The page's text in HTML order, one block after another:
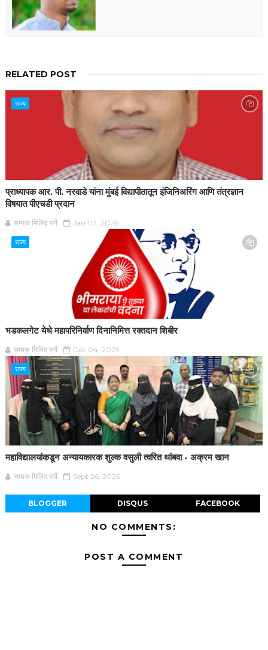
RELATED POST
राज्य
प्राध्यापक आर. पी. नरवाडे यांना मुंबई विद्यापीठातून इंजिनिअरिंग आणि तंत्रज्ञान
विषयात पीएचडी प्रदान
सम्यक मिलिंद सर्पे Jan 03, 2026
राज्य
भडकलगेट येथे महापरिनिर्वाण दिनानिमित्त रक्तदान शिबीर
सम्यक मिलिंद सर्पे Dec 04, 2025
राज्य
महाविद्यालयांकडून अन्यायकारक शुल्क वसुली त्वरित थांबवा - अक्रम खान
सम्यक मिलिंद सर्पे Sept 26, 2025
BLOGGER DISQUS FACEBOOK
NO COMMENTS:
POST A COMMENT